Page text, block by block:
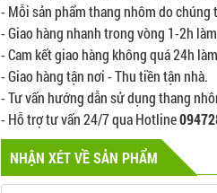
- Mỗi sản phẩm thang nhôm do
- Giao hàng nhanh trong vòng 1-2h
- Cam kết giao hàng không quá 24h
- Giao hàng tận nơi - Thu tiền tận nhà.
- Tư vấn hướng dẫn sử dụng thang
- Hỗ trợ tư vấn 24/7 qua Hotline
NHẬN XÉT VỀ SẢN PHẨM